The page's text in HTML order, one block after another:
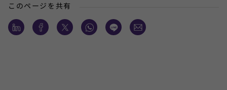
このページを共有